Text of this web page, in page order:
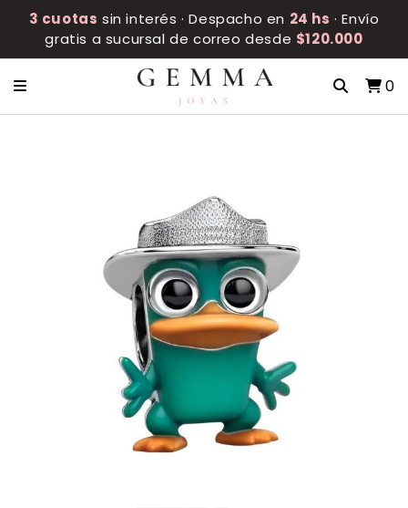
3 cuotas sin interés · Despacho en 24 hs · Envío
gratis a sucursal de correo desde $120.000
0